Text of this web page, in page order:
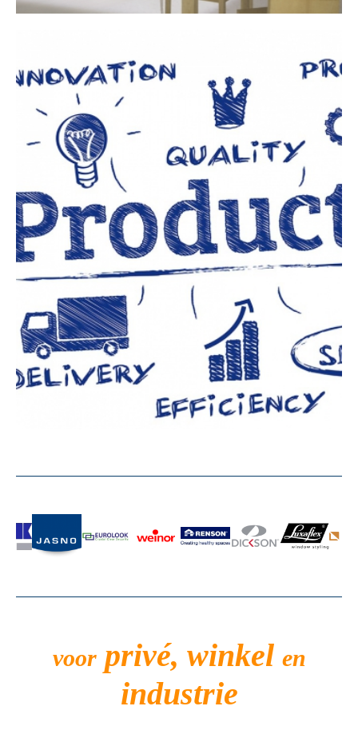
voor privé, winkel en
industrie